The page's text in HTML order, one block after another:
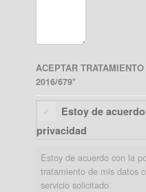
ACEPTAR
2016/679*
Estoy de
privacidad
Estoy de acuerdo con la
tratamiento de mis datos
servicio solicitado.